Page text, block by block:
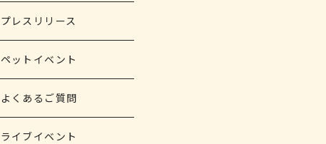
プレスリリース
ペットイベント
よくあるご質問
ライブイベント